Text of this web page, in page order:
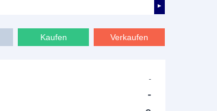
►
Kaufen Verkaufen
-
-